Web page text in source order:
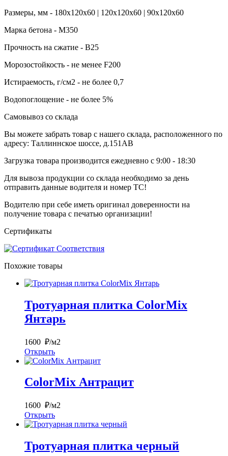
Размеры, мм - 180х120х60 | 120х120х60 | 90х120х60
Марка бетона - М350
Прочность на сжатие - B25
Морозостойкость - не менее F200
Истираемость, г/см2 - не более 0,7
Водопоглощение - не более 5%
Самовывоз со склада
Вы можете забрать товар с нашего склада, расположенного по
адресу: Таллиннское шоссе, д.151АВ
Загрузка товара производится ежедневно с 9:00 - 18:30
Для вывоза продукции со склада необходимо за день
отправить данные водителя и номер ТС!
Водителю при себе иметь оригинал доверенности на
получение товара с печатью организации!
Сертификаты
Похожие товары
Тротуарная плитка ColorMix
Янтарь
1600 ₽/м2
Открыть
ColorMix Антрацит
1600 ₽/м2
Открыть
Тротуарная плитка черный